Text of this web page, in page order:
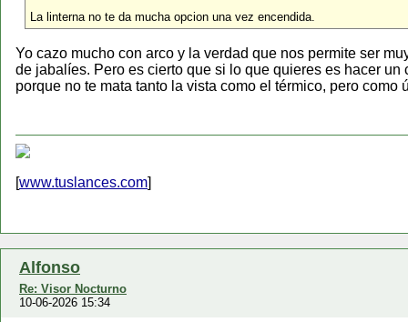
La linterna no te da mucha opcion una vez encendida.
Yo cazo mucho con arco y la verdad que nos permite ser
de jabalíes. Pero es cierto que si lo que quieres es hacer
porque no te mata tanto la vista como el térmico, pero como
[www.tuslances.com]
Alfonso
Re: Visor Nocturno
10-06-2026 15:34